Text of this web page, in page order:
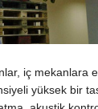
iç mekanlara
yüksek bir